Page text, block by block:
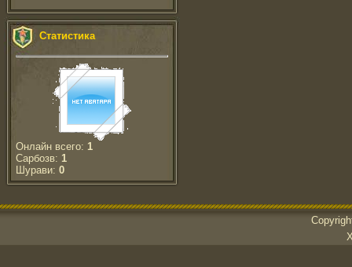
Статистика
Онлайн всего: 1
Сарбозв: 1
Шурави: 0